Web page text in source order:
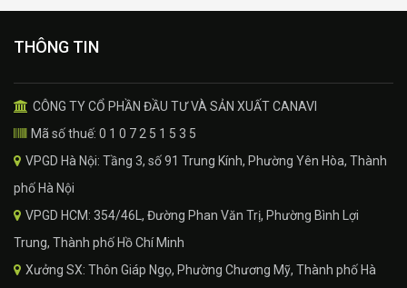
THÔNG TIN
CÔNG TY CỔ PHẦN ĐẦU TƯ VÀ SẢN XUẤT CANAVI
Mã số thuế: 0 1 0 7 2 5 1 5 3 5
VPGD Hà Nội: Tầng 3, số 91 Trung Kính, Phường Yên Hòa, Thành
phố Hà Nội
VPGD HCM: 354/46L, Đường Phan Văn Trị, Phường Bình Lợi
Trung, Thành phố Hồ Chí Minh
Xưởng SX: Thôn Giáp Ngọ, Phường Chương Mỹ, Thành phố Hà